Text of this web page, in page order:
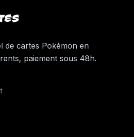
de cartes Pokémon en
paiement sous 48h.